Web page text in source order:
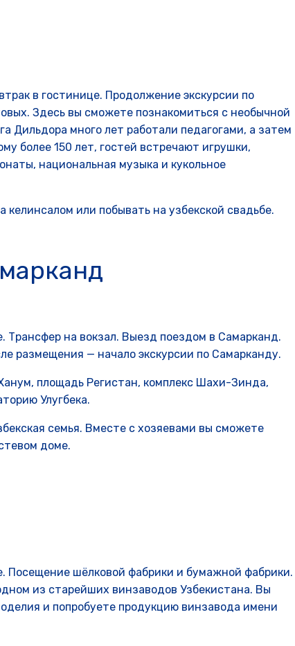
в гостинице. Продолжение экскурсии по
Здесь вы сможете познакомиться с необычной
Дильдора много лет работали педагогами, а затем
более 150 лет, гостей встречают игрушки,
национальная музыка и кукольное
или побывать на узбекской свадьбе.
Трансфер на вокзал. Выезд поездом в Самарканд.
размещения — начало экскурсии по Самарканду.
площадь Регистан, комплекс Шахи-Зинда,
Улугбека.
семья. Вместе с хозяевами вы сможете
доме.
Посещение шёлковой фабрики и бумажной фабрики.
из старейших винзаводов Узбекистана. Вы
и попробуете продукцию винзавода имени